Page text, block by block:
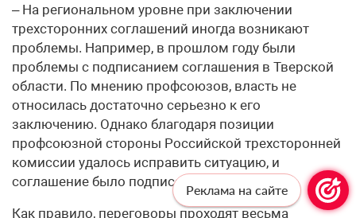
– На региональном уровне при заключении
трехсторонних соглашений иногда возникают
проблемы. Например, в прошлом году были
проблемы с подписанием соглашения в Тверской
области. По мнению профсоюзов, власть не
относилась достаточно серьезно к его
заключению. Однако благодаря позиции
профсоюзной стороны Российской трехсторонней
комиссии удалось исправить ситуацию, и
соглашение было подписано.
Как правило, переговоры проходят весьма
Реклама на сайте